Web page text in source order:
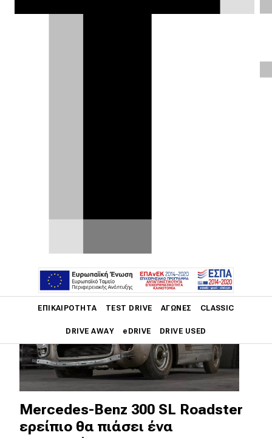
ΕΠΙΚΑΙΡΌΤΗΤΑ TEST DRIVE ΑΓΏΝΕΣ CLASSIC
DRIVE AWAY eDRIVE DRIVE USED
Main navigation
Επικαιρότητα
Νέα μοντέλα
Πρωτότυπα
Mercedes-Benz 300 SL Roadster
ερείπιο θα πιάσει ένα